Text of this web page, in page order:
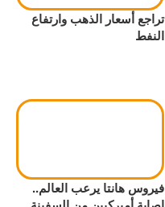
تراجع أسعار الذهب وارتفاع
النفط
فيروس هانتا يرعب العالم..